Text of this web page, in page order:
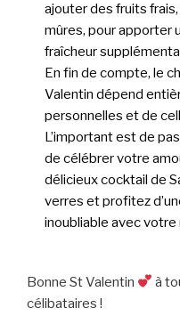
ajouter des fruits
mûres, pour apporter
fraîcheur
En fin de compte, le
Valentin dépend
personnelles et de
L’important est de
de célébrer votre
délicieux cocktail de
verres et profitez
inoubliable avec votre
Bonne St Valentin
à
célibataires !